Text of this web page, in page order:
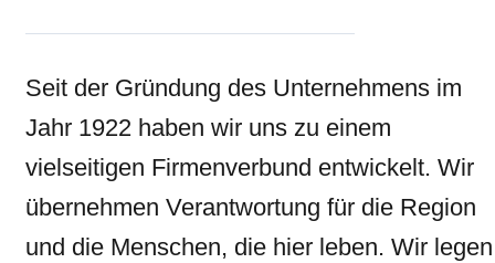
Seit der Gründung des Unternehmens im
Jahr 1922 haben wir uns zu einem
vielseitigen Firmenverbund entwickelt. Wir
übernehmen Verantwortung für die Region
und die Menschen, die hier leben. Wir legen